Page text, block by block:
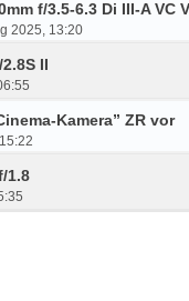
f/3.5-6.3 Di III-A VC
2025, 13:20
II
Kamera” ZR vor
1.8